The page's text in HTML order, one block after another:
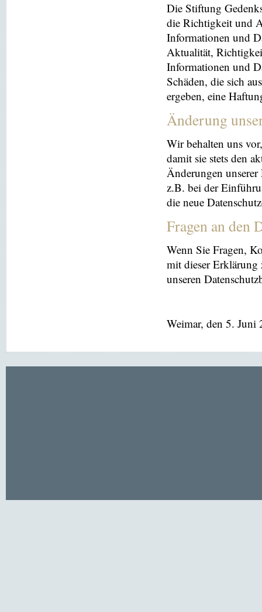
Die Stiftung
die Richtigkeit und
Informationen und
Aktualität,
Informationen und
Schäden, die sich
ergeben, eine
Änderung
Wir behalten uns
damit sie stets den
Änderungen
z.B. bei der
die neue
Fragen an den
Wenn Sie Fragen,
mit dieser Erklärung
unseren
Weimar, den 5. Juni